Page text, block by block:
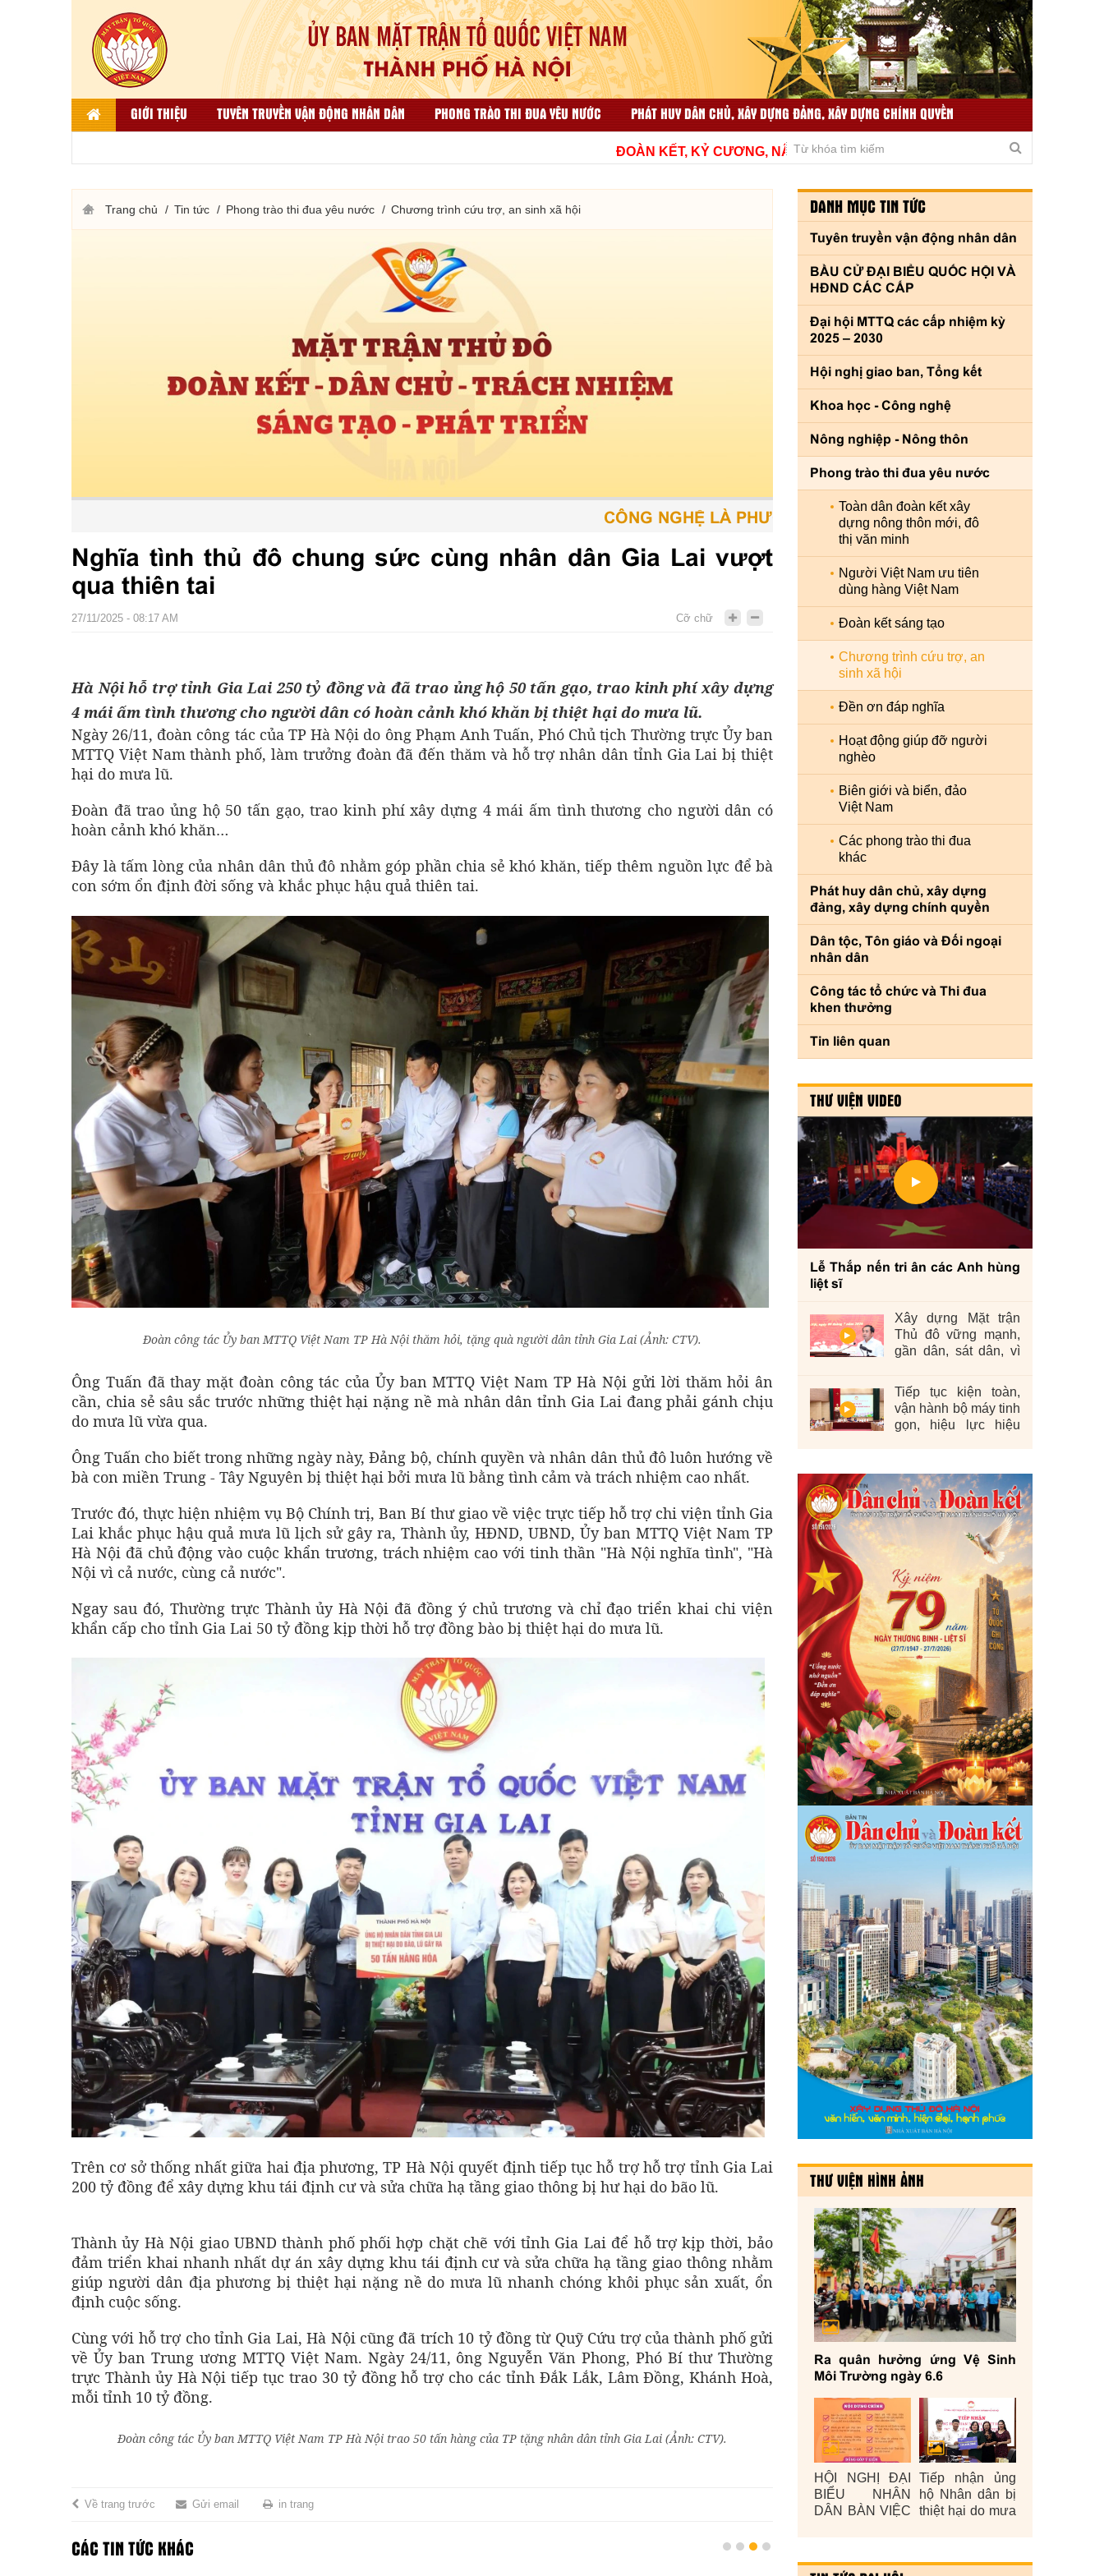
GIỚI THIỆU TUYÊN TRUYỀN VẬN ĐỘNG NHÂN DÂN PHONG TRÀO THI ĐUA YÊU NƯỚC
PHÁT HUY DÂN CHỦ, XÂY DỰNG ĐẢNG, XÂY DỰNG CHÍNH QUYỀN
CÔNG TÁC TỔ CHỨC VÀ THI ĐUA KHEN THƯỞNG TIN TỨC LIÊN QUAN
THƯ VIỆN VIDEO
ĐOÀN KẾT, KỶ CƯƠNG, NÂNG CAO CHẤT LƯỢNG, THÍCH ỨNG KỊP THỜI VÌ
Trang chủ Tin tức Phong trào thi đua yêu nước Chương trình cứu trợ, an sinh xã hội
CÔNG NGHỆ LÀ PHƯƠNG TIỆN - CON NGƯỜI LÀ TRUNG TÂM -
Nghĩa tình thủ đô chung sức cùng nhân dân Gia Lai vượt
qua thiên tai
27/11/2025 - 08:17 AM Cỡ chữ
Hà Nội hỗ trợ tỉnh Gia Lai 250 tỷ đồng và đã trao ủng hộ 50 tấn gạo, trao kinh phí xây dựng
4 mái ấm tình thương cho người dân có hoàn cảnh khó khăn bị thiệt hại do mưa lũ.
Ngày 26/11, đoàn công tác của TP Hà Nội do ông Phạm Anh Tuấn, Phó Chủ tịch Thường trực Ủy ban
MTTQ Việt Nam thành phố, làm trưởng đoàn đã đến thăm và hỗ trợ nhân dân tỉnh Gia Lai bị thiệt
hại do mưa lũ.
Đoàn đã trao ủng hộ 50 tấn gạo, trao kinh phí xây dựng 4 mái ấm tình thương cho người dân có
hoàn cảnh khó khăn…
Đây là tấm lòng của nhân dân thủ đô nhằm góp phần chia sẻ khó khăn, tiếp thêm nguồn lực để bà
con sớm ổn định đời sống và khắc phục hậu quả thiên tai.
Đoàn công tác Ủy ban MTTQ Việt Nam TP Hà Nội thăm hỏi, tặng quà người dân tỉnh Gia Lai (Ảnh: CTV).
Ông Tuấn đã thay mặt đoàn công tác của Ủy ban MTTQ Việt Nam TP Hà Nội gửi lời thăm hỏi ân
cần, chia sẻ sâu sắc trước những thiệt hại nặng nề mà nhân dân tỉnh Gia Lai đang phải gánh chịu
do mưa lũ vừa qua.
Ông Tuấn cho biết trong những ngày này, Đảng bộ, chính quyền và nhân dân thủ đô luôn hướng về
bà con miền Trung - Tây Nguyên bị thiệt hại bởi mưa lũ bằng tình cảm và trách nhiệm cao nhất.
Trước đó, thực hiện nhiệm vụ Bộ Chính trị, Ban Bí thư giao về việc trực tiếp hỗ trợ chi viện tỉnh Gia
Lai khắc phục hậu quả mưa lũ lịch sử gây ra, Thành ủy, HĐND, UBND, Ủy ban MTTQ Việt Nam TP
Hà Nội đã chủ động vào cuộc khẩn trương, trách nhiệm cao với tinh thần "Hà Nội nghĩa tình", "Hà
Nội vì cả nước, cùng cả nước".
Ngay sau đó, Thường trực Thành ủy Hà Nội đã đồng ý chủ trương và chỉ đạo triển khai chi viện
khẩn cấp cho tỉnh Gia Lai 50 tỷ đồng kịp thời hỗ trợ đồng bào bị thiệt hại do mưa lũ.
Trên cơ sở thống nhất giữa hai địa phương, TP Hà Nội quyết định tiếp tục hỗ trợ hỗ trợ tỉnh Gia Lai
200 tỷ đồng để xây dựng khu tái định cư và sửa chữa hạ tầng giao thông bị hư hại do bão lũ.
Thành ủy Hà Nội giao UBND thành phố phối hợp chặt chẽ với tỉnh Gia Lai để hỗ trợ kịp thời, bảo
đảm triển khai nhanh nhất dự án xây dựng khu tái định cư và sửa chữa hạ tầng giao thông nhằm
giúp người dân địa phương bị thiệt hại nặng nề do mưa lũ nhanh chóng khôi phục sản xuất, ổn
định cuộc sống.
Cùng với hỗ trợ cho tỉnh Gia Lai, Hà Nội cũng đã trích 10 tỷ đồng từ Quỹ Cứu trợ của thành phố gửi
về Ủy ban Trung ương MTTQ Việt Nam. Ngày 24/11, ông Nguyễn Văn Phong, Phó Bí thư Thường
trực Thành ủy Hà Nội tiếp tục trao 30 tỷ đồng hỗ trợ cho các tỉnh Đắk Lắk, Lâm Đồng, Khánh Hoà,
mỗi tỉnh 10 tỷ đồng.
Đoàn công tác Ủy ban MTTQ Việt Nam TP Hà Nội trao 50 tấn hàng của TP tặng nhân dân tỉnh Gia Lai (Ảnh: CTV).
Về trang trước Gửi email in trang
CÁC TIN TỨC KHÁC
DANH MỤC TIN TỨC
Tuyên truyền vận động nhân dân
BẦU CỬ ĐẠI BIỂU QUỐC HỘI VÀ
HĐND CÁC CẤP
Đại hội MTTQ các cấp nhiệm kỳ
2025 – 2030
Hội nghị giao ban, Tổng kết
Khoa học - Công nghệ
Nông nghiệp - Nông thôn
Phong trào thi đua yêu nước
Toàn dân đoàn kết xây
dựng nông thôn mới, đô
thị văn minh
Người Việt Nam ưu tiên
dùng hàng Việt Nam
Đoàn kết sáng tạo
Chương trình cứu trợ, an
sinh xã hội
Đền ơn đáp nghĩa
Hoạt động giúp đỡ người
nghèo
Biên giới và biển, đảo
Việt Nam
Các phong trào thi đua
khác
Phát huy dân chủ, xây dựng
đảng, xây dựng chính quyền
Dân tộc, Tôn giáo và Đối ngoại
nhân dân
Công tác tổ chức và Thi đua
khen thưởng
Tin liên quan
THƯ VIỆN VIDEO
Lễ Thắp nến tri ân các Anh hùng
liệt sĩ
Xây dựng Mặt trận
Thủ đô vững mạnh,
gần dân, sát dân, vì
Tiếp tục kiện toàn,
vận hành bộ máy tinh
gọn, hiệu lực hiệu
THƯ VIỆN HÌNH ẢNH
Ra quân hưởng ứng Vệ Sinh
Môi Trường ngày 6.6
HỘI NGHỊ ĐẠI
BIỂU NHÂN
DÂN BÀN VIỆC
VĂN HÓA Ở
Tiếp nhận ủng
hộ Nhân dân bị
thiệt hại do mưa